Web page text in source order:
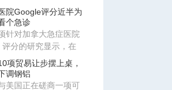
最新警告，提醒所有
院Google评分近半为
个急诊
针对加拿大急症医院
分的研究显示，在
年间，研究团队共
项贸易让步摆上桌，
调钢铝
美国正在磋商一项可